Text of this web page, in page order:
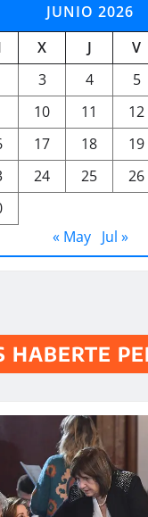
JUNIO 2026
X J V
3 4 5
10 11 12
17 18 19
24 25 26
« May
Jul »
HABERTE